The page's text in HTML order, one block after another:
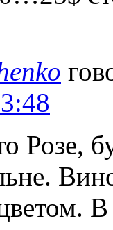
Розе,
В